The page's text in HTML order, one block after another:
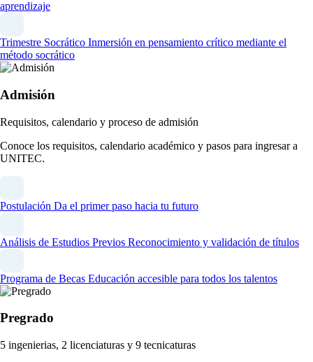
aprendizaje
Trimestre Socrático Inmersión en pensamiento crítico mediante el
método socrático
Admisión
Requisitos, calendario y proceso de admisión
Conoce los requisitos, calendario académico y pasos para ingresar a
UNITEC.
Postulación Da el primer paso hacia tu futuro
Análisis de Estudios Previos Reconocimiento y validación de títulos
Programa de Becas Educación accesible para todos los talentos
Pregrado
5 ingenierias, 2 licenciaturas y 9 tecnicaturas